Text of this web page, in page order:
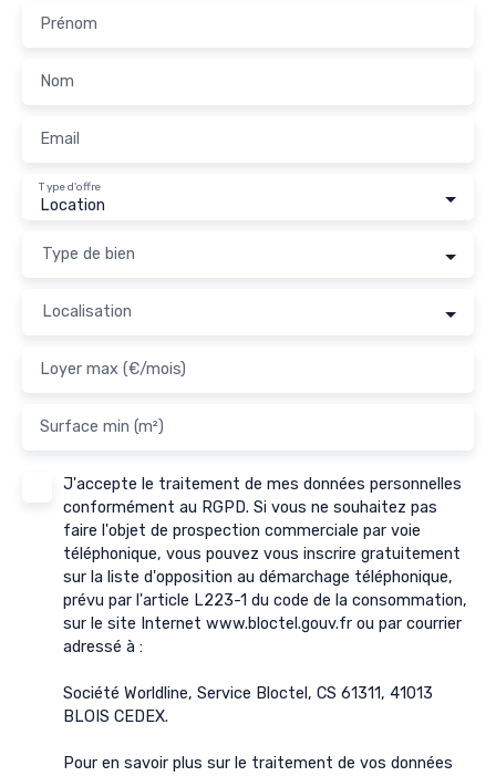
Prénom
Nom
Email
Location
Type d'offre
Type de bien
Localisation
Loyer max (€/mois)
Surface min (m²)
J'accepte le traitement de mes données personnelles
conformément au RGPD. Si vous ne souhaitez pas
faire l'objet de prospection commerciale par voie
téléphonique, vous pouvez vous inscrire gratuitement
sur la liste d'opposition au démarchage téléphonique,
prévu par l'article L223-1 du code de la consommation,
sur le site Internet www.bloctel.gouv.fr ou par courrier
adressé à :
Société Worldline, Service Bloctel, CS 61311, 41013
BLOIS CEDEX.
Pour en savoir plus sur le traitement de vos données